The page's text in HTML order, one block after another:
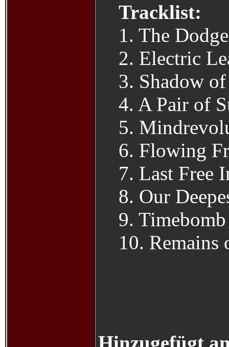
Tracklist:
1. The
2. Electric
3. Shadow
4. A Pair of
5.
6. Flowing
7. Last Free
8. Our
9. Timebomb
10. Remains
Hinzugefügt